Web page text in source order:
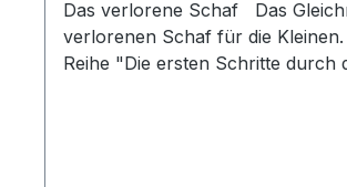
Das verlorene Schaf Das Gleichnis vom
verlorenen Schaf für die Kleinen. Die
Reihe "Die ersten Schritte durch